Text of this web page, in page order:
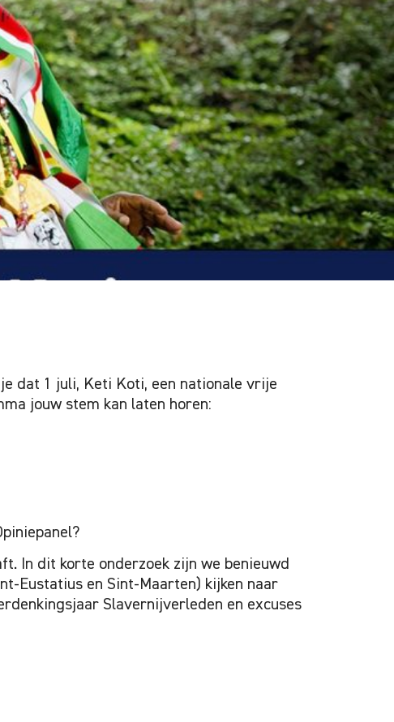
dat 1 juli, Keti Koti, een nationale vrije
jouw stem kan laten horen:
In dit korte onderzoek zijn we benieuwd
Eustatius en Sint-Maarten) kijken naar
Slavernijverleden en excuses